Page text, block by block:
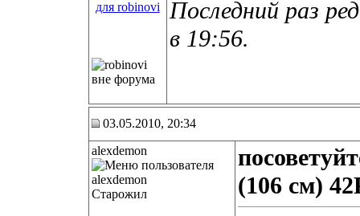
Последний раз
в 19:56.
03.05.2010, 20:34
alexdemon
Старожил
(106 см)